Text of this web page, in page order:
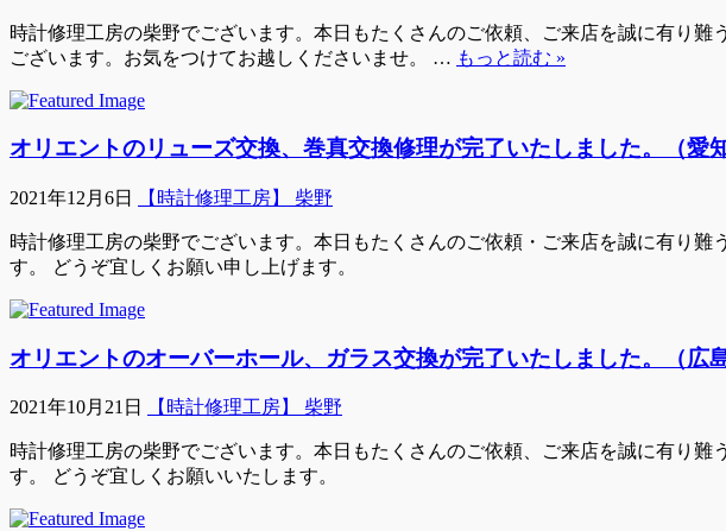
時計修理工房の柴野でございます。本日もたくさんのご依頼、ご来店を誠に有り
ございます。お気をつけてお越しくださいませ。 … もっと読む »
オリエントのリューズ交換、巻真交換修理が完了いたしました。（愛
2021年12月6日 【時計修理工房】 柴野
時計修理工房の柴野でございます。本日もたくさんのご依頼・ご来店を誠に有り
す。 どうぞ宜しくお願い申し上げます。
オリエントのオーバーホール、ガラス交換が完了いたしました。（広
2021年10月21日 【時計修理工房】 柴野
時計修理工房の柴野でございます。本日もたくさんのご依頼、ご来店を誠に有り
す。 どうぞ宜しくお願いいたします。